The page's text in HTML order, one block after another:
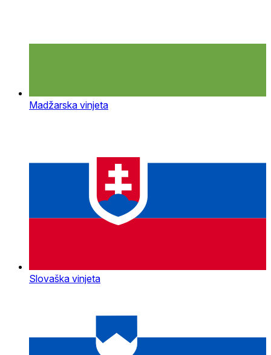
Madžarska vinjeta
Slovaška vinjeta